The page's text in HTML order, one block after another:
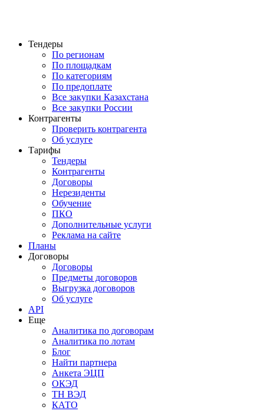
Тендеры
По регионам
По площадкам
По категориям
По предоплате
Все закупки Казахстана
Все закупки России
Контрагенты
Проверить контрагента
Об услуге
Тарифы
Тендеры
Контрагенты
Договоры
Нерезиденты
Обучение
ПКО
Дополнительные услуги
Реклама на сайте
Планы
Договоры
Договоры
Предметы договоров
Выгрузка договоров
Об услуге
API
Еще
Аналитика по договорам
Аналитика по лотам
Блог
Найти партнера
Анкета ЭЦП
ОКЭД
ТН ВЭД
КАТО